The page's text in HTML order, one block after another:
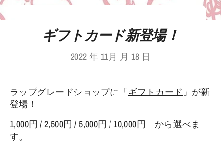
ギフトカード新登場！
2022 年 11月 月 18 日
ラップグレードショップに「ギフトカード 」が新
登場！
1,000円 / 2,500円 / 5,000円 / 10,000円 から選べま
す。